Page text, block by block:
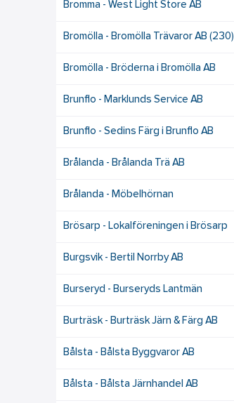
Bromma - West Light Store AB
Bromölla - Bromölla Trävaror AB (230)
Bromölla - Bröderna i Bromölla AB
Brunflo - Marklunds Service AB
Brunflo - Sedins Färg i Brunflo AB
Brålanda - Brålanda Trä AB
Brålanda - Möbelhörnan
Brösarp - Lokalföreningen i Brösarp
Burgsvik - Bertil Norrby AB
Burseryd - Burseryds Lantmän
Burträsk - Burträsk Järn & Färg AB
Bålsta - Bålsta Byggvaror AB
Bålsta - Bålsta Järnhandel AB